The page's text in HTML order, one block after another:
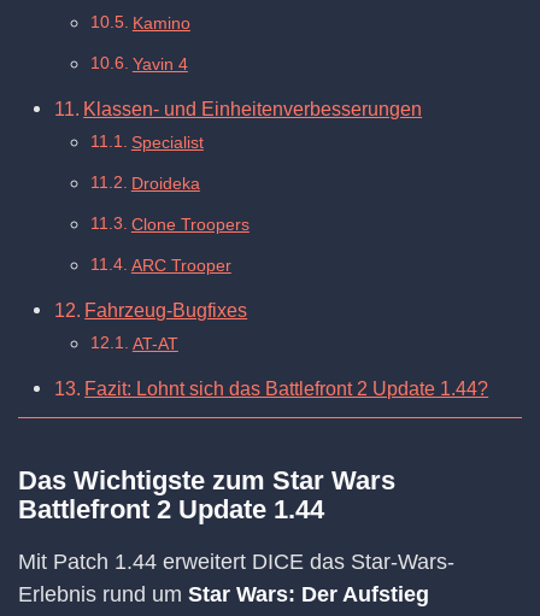
Kamino
Yavin 4
Klassen- und Einheitenverbesserungen
Specialist
Droideka
Clone Troopers
ARC Trooper
Fahrzeug-Bugfixes
AT-AT
Fazit: Lohnt sich das Battlefront 2 Update 1.44?
Das Wichtigste zum Star Wars
Battlefront 2 Update 1.44
Mit Patch 1.44 erweitert DICE das Star-Wars-
Erlebnis rund um Star Wars: Der Aufstieg